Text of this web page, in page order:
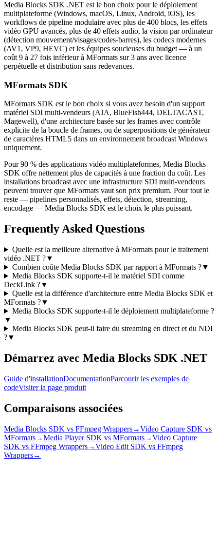
Media Blocks SDK .NET est le bon choix pour le déploiement
multiplateforme (Windows, macOS, Linux, Android, iOS), les
workflows de pipeline modulaire avec plus de 400 blocs, les effets
vidéo GPU avancés, plus de 40 effets audio, la vision par ordinateur
(détection mouvement/visages/codes-barres), les codecs modernes
(AV1, VP9, HEVC) et les équipes soucieuses du budget — à un
coût 9 à 27 fois inférieur à MFormats sur 3 ans avec licence
perpétuelle et distribution sans redevances.
MFormats SDK
MFormats SDK est le bon choix si vous avez besoin d'un support
matériel SDI multi-vendeurs (AJA, BlueFish444, DELTACAST,
Magewell), d'une architecture basée sur les frames avec contrôle
explicite de la boucle de frames, ou de superpositions de générateur
de caractères HTML5 dans un environnement broadcast Windows
uniquement.
Pour 90 % des applications vidéo multiplateformes, Media Blocks
SDK offre nettement plus de capacités à une fraction du coût. Les
installations broadcast avec une infrastructure SDI multi-vendeurs
peuvent trouver que MFormats vaut son prix premium. Pour tout le
reste — pipelines personnalisés, effets, détection, streaming,
encodage — Media Blocks SDK est le choix le plus puissant.
Frequently Asked Questions
Quelle est la meilleure alternative à MFormats pour le traitement
vidéo .NET ?▼
Combien coûte Media Blocks SDK par rapport à MFormats ?▼
Media Blocks SDK supporte-t-il le matériel SDI comme
DeckLink ?▼
Quelle est la différence d'architecture entre Media Blocks SDK et
MFormats ?▼
Media Blocks SDK supporte-t-il le déploiement multiplateforme ?
▼
Media Blocks SDK peut-il faire du streaming en direct et du NDI
?▼
Démarrez avec Media Blocks SDK .NET
Guide d'installationDocumentationParcourir les exemples de
codeVisiter la page produit
Comparaisons associées
Media Blocks SDK vs FFmpeg Wrappers→Video Capture SDK vs
MFormats→Media Player SDK vs MFormats→Video Capture
SDK vs FFmpeg Wrappers→Video Edit SDK vs FFmpeg
Wrappers→